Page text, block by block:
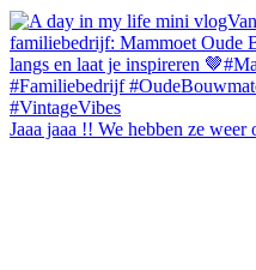
Jaaa jaaa !! We hebben ze weer